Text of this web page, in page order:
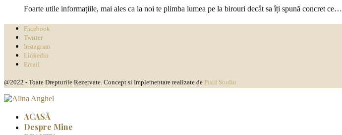
Foarte utile informațiile, mai ales ca la noi te plimba lumea pe la birouri decât sa îți spună concret ce…
Facebook
Twitter
Instagram
Linkedin
Email
@2022 - Toate Drepturile Rezervate. Concept si Implementare realizate de Pixif Studio
ACASĂ
Despre Mine